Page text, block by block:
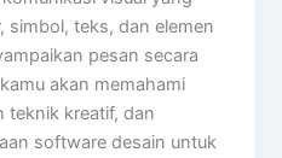
simbol, teks, dan elemen
pesan secara
akan memahami
teknik kreatif, dan
software desain untuk